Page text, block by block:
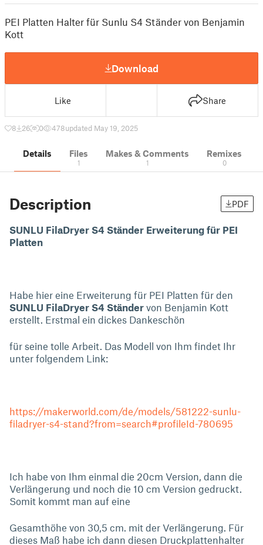
PEI Platten Halter für Sunlu S4 Ständer von Benjamin
Kott
Download
Like Share
8 26 0 478updated May 19, 2025
Details Files
1
Makes & Comments
1
Remixes
0
Description PDF
SUNLU FilaDryer S4 Ständer Erweiterung für PEI
Platten
Habe hier eine Erweiterung für PEI Platten für den
SUNLU FilaDryer S4 Ständer von Benjamin Kott
erstellt. Erstmal ein dickes Dankeschön
für seine tolle Arbeit. Das Modell von Ihm findet Ihr
unter folgendem Link:
https://makerworld.com/de/models/581222-sunlu-
filadryer-s4-stand?from=search#profileId-780695
Ich habe von Ihm einmal die 20cm Version, dann die
Verlängerung und noch die 10 cm Version gedruckt.
Somit kommt man auf eine
Gesamthöhe von 30,5 cm. mit der Verlängerung. Für
dieses Maß habe ich dann diesen Druckplattenhalter